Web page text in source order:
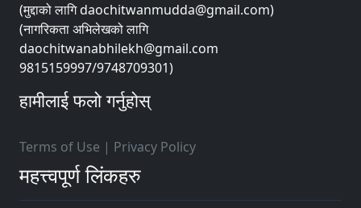
(मुद्दाको लागि daochitwanmudda@gmail.com)
(नागरिकता अभिलेखको लागि
daochitwanabhilekh@gmail.com
9815159997/9748709301)
हामीलाई फलो गर्नुहोस्
Terms of Use | Privacy Policy
महत्त्वपूर्ण लिंकहरु